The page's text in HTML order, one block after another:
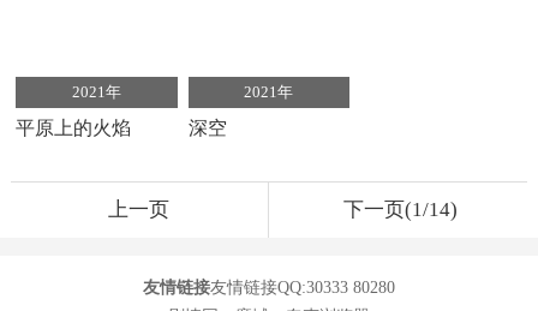
2021年
平原上的火焰
2021年
深空
上一页 下一页(1/14)
友情链接友情链接QQ:30333 80280